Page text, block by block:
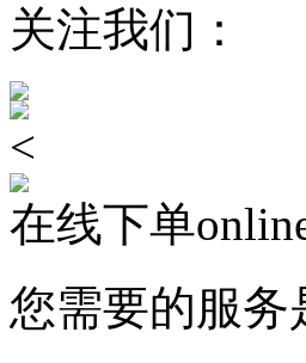
关注我们：
<
在线下单
您需要的服务